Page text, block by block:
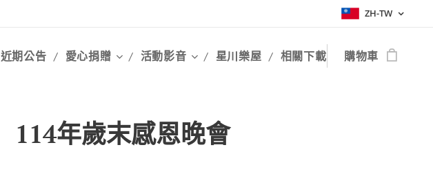
ZH-TW
近期公告 愛心捐贈 活動影音 星川樂屋 相關下載 購物車
114年歲末感恩晚會